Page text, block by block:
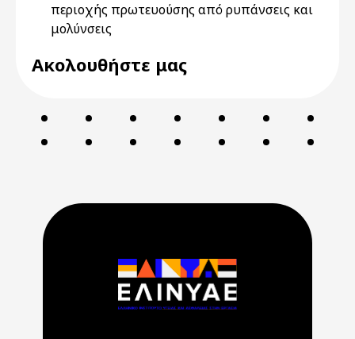
περιοχής πρωτευούσης από ρυπάνσεις και
μολύνσεις
Ακολουθήστε μας